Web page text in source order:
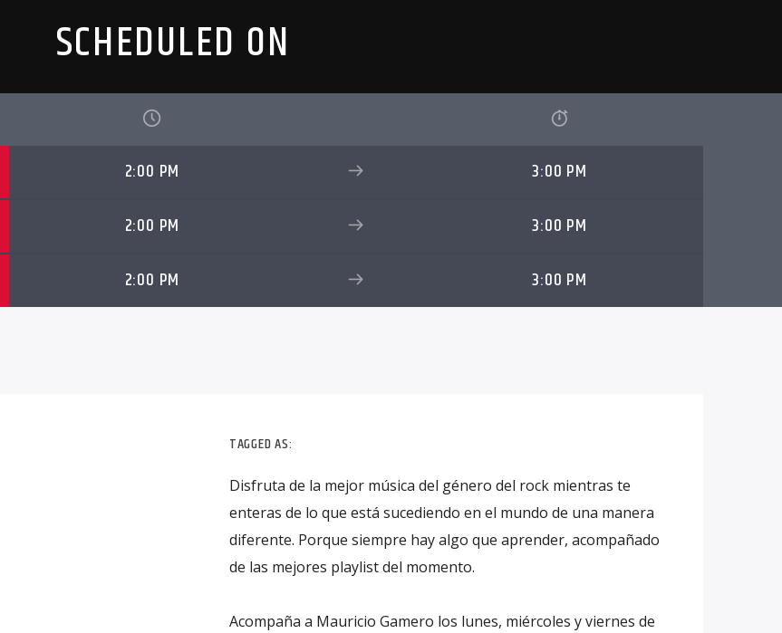
SCHEDULED ON
2:00 PM 3:00 PM
2:00 PM 3:00 PM
2:00 PM 3:00 PM
TAGGED AS:
Disfruta de la mejor música del género del rock mientras te
enteras de lo que está sucediendo en el mundo de una manera
diferente. Porque siempre hay algo que aprender, acompañado
de las mejores playlist del momento.
Acompaña a Mauricio Gamero los lunes, miércoles y viernes de